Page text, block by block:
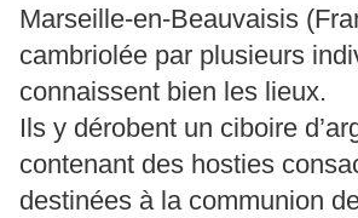
Marseille-en-Beauvaisis
cambriolée par plusieurs
connaissent bien les lieux.
Ils y dérobent un ciboire
contenant des hosties
destinées à la communion